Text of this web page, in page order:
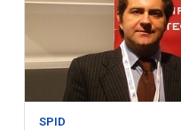
SPID